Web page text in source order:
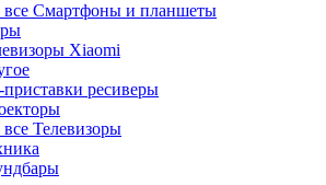
все Смартфоны и планшеты
Xiaomi
ресиверы
все Телевизоры